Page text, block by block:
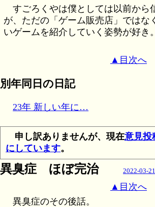
すごろくやは僕としては以前から
が、ただの「ゲーム販売店」ではな
いゲームを紹介していく姿勢が好き。
▲目次へ
別年同日の日記
23年 新しい年に…
申し訳ありませんが、現在意見投
にしています。
異臭症 ほぼ完治 2022-03-
▲目次へ
異臭症のその後話。